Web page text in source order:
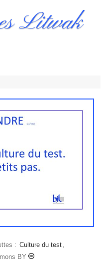
Litwak
: Culture du test
BY